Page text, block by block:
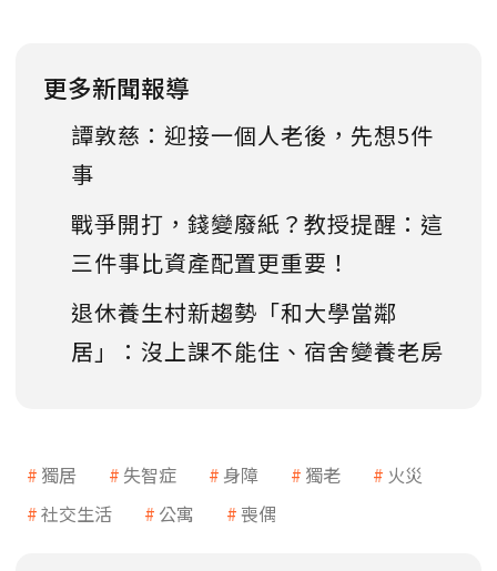
更多新聞報導
譚敦慈：迎接一個人老後，先想5件
事
戰爭開打，錢變廢紙？教授提醒：這
三件事比資產配置更重要！
退休養生村新趨勢「和大學當鄰
居」：沒上課不能住、宿舍變養老房
獨居 失智症 身障 獨老
火災
社交生活
公寓 喪偶